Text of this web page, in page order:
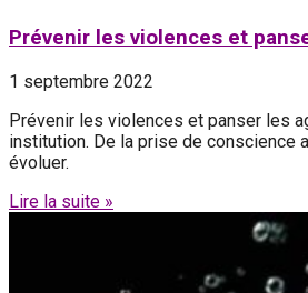
Prévenir les violences et
1 septembre 2022
Prévenir les violences et panser les
institution. De la prise de conscience
évoluer.
Lire la suite »